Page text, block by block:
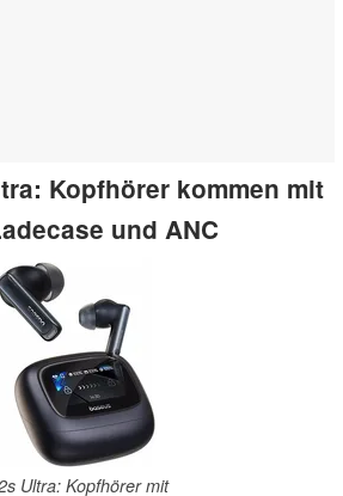
Kopfhörer kommen mit
und ANC
Ultra: Kopfhörer mit